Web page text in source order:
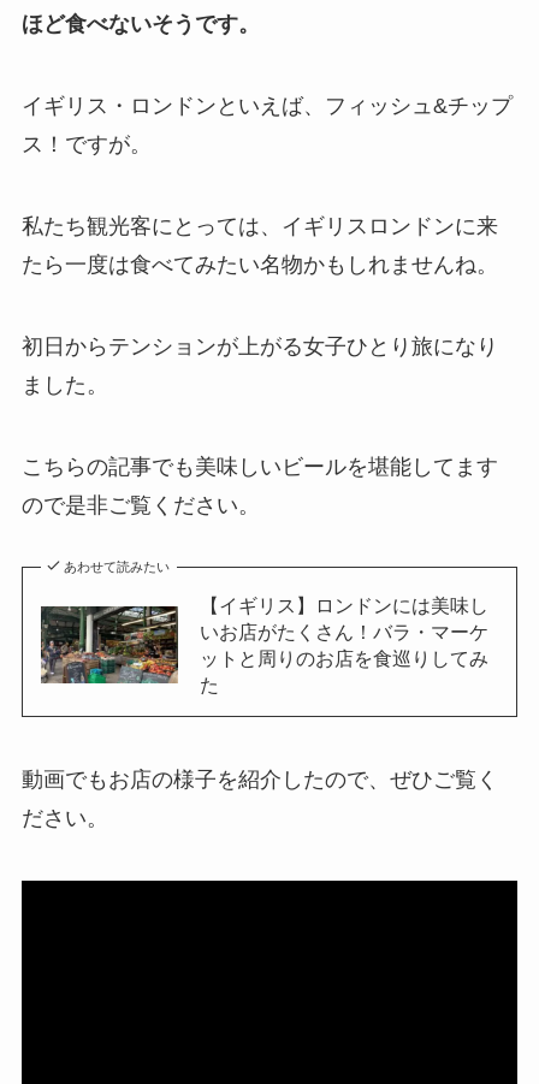
ほど食べないそうです。
イギリス・ロンドンといえば、フィッシュ&チップ
ス！ですが。
私たち観光客にとっては、イギリスロンドンに来
たら一度は食べてみたい名物かもしれませんね。
初日からテンションが上がる女子ひとり旅になり
ました。
こちらの記事でも美味しいビールを堪能してます
ので是非ご覧ください。
あわせて読みたい
【イギリス】ロンドンには美味し
いお店がたくさん！バラ・マーケ
ットと周りのお店を食巡りしてみ
た
動画でもお店の様子を紹介したので、ぜひご覧く
ださい。